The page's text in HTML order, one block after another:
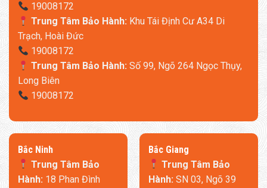
19008172
Trung Tâm Bảo Hành:Khu Tái Định Cư A34 Di
Trạch, Hoài Đức
19008172
Trung Tâm Bảo Hành:Số 99, Ngõ 264 Ngọc Thụy,
Long Biên
19008172
​Bắc Ninh
Trung Tâm Bảo
Hành:18 Phan Đình
​Bắc Giang
Trung Tâm Bảo
Hành:SN 03, Ngõ 39